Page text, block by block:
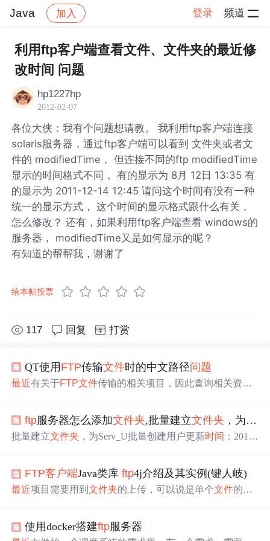
Java 加入 登录 频道
社区 Java 帖子详情
利用ftp客户端查看文件、文件夹的最近修
改时间 问题
hp1227hp
2012-02-07
各位大侠：我有个问题想请教。 我利用ftp客户端连接
solaris服务器，通过ftp客户端可以看到 文件夹或者文
件的 modifiedTime， 但连接不同的ftp modifiedTime
显示的时间格式不同， 有的显示为 8月 12日 13:35 有
的显示为 2011-12-14 12:45 请问这个时间有没有一种
统一的显示方式， 这个时间的显示格式跟什么有关，
怎么修改？ 还有，如果利用ftp客户端查看 windows的
服务器， modifiedTime又是如何显示的呢？
有知道的帮帮我，谢谢了
给本帖投票
117 回复 打赏
QT使用 FTP传输文件时的中文路径问题
最近有关于FTP文件传输的相关项目，因此查询相关资料
的 问题，认为FTP不识别UTF-8编码，因此在FTP的配置
项中查询，发现其对UTF斌吗是支持的。后面继续查找相
ftp服务器怎么添加文件夹,批量建立文件夹 ，为Serv_U批量创建用户
批量建立文件夹 ，为Serv_U批量创建用户更新时间 ：2011
建立肯定是后不了的，那么用什么方法呢？在网上看了
下，也没有找到好的方法。没办法，只能拿出老一套了用
FTP客户端Java类库ftp4j介绍及其实例(键人岐)
最近项目需要用到文件夹的上传，可以说是单个文件的批
缩加密的经验（应该只是名字相同），感觉很不错。
使用docker搭建ftp服务器